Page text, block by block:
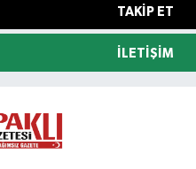
TAKIP ET
İLETIŞIM